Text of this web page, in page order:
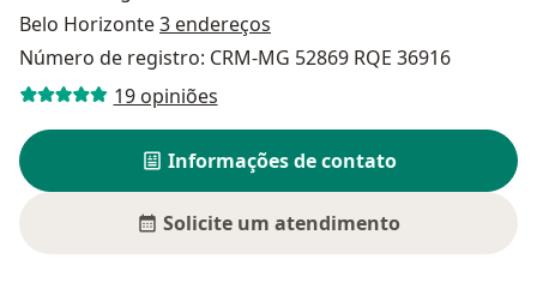
Belo Horizonte3 endereços
Número de registro: CRM-MG 52869 RQE 36916
19 opiniões
Informações de contato
Solicite um atendimento